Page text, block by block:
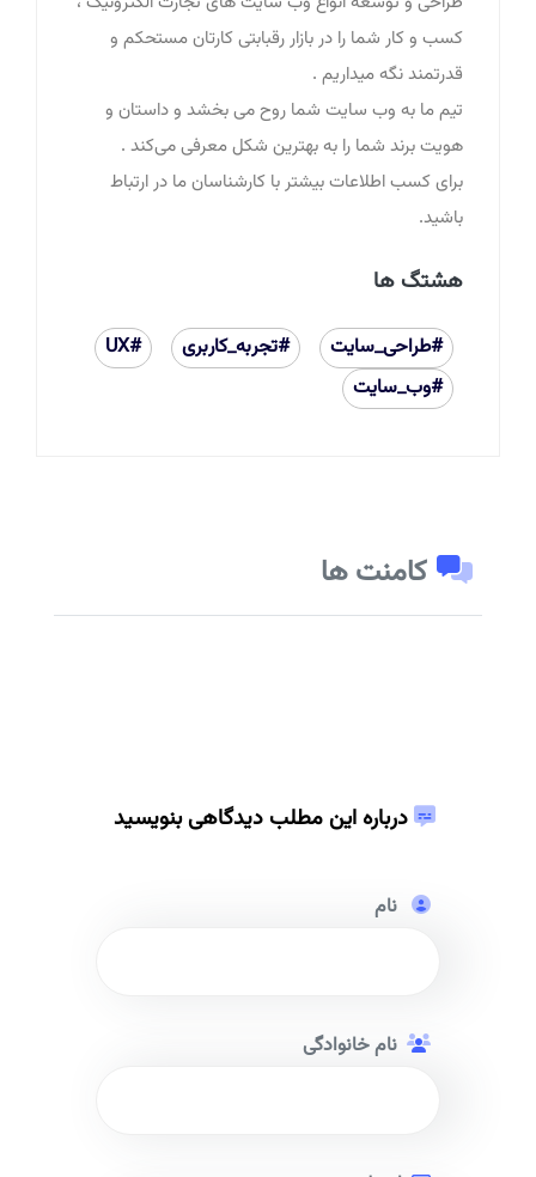
کسب و کار شما را در بازار رقبابتی کارتان مستحکم و
قدرتمند نگه میداریم .
تیم ما به وب سایت شما روح می بخشد و داستان و
هویت برند شما را به بهترین شکل معرفی می‌کند .
برای کسب اطلاعات بیشتر با کارشناسان ما در ارتباط
باشید.
هشتگ ها
#طراحی_سایت #تجربه_کاربری
#UX
#وب_سایت
کامنت ها
درباره این مطلب دیدگاهی بنویسید
نام
نام خانوادگی